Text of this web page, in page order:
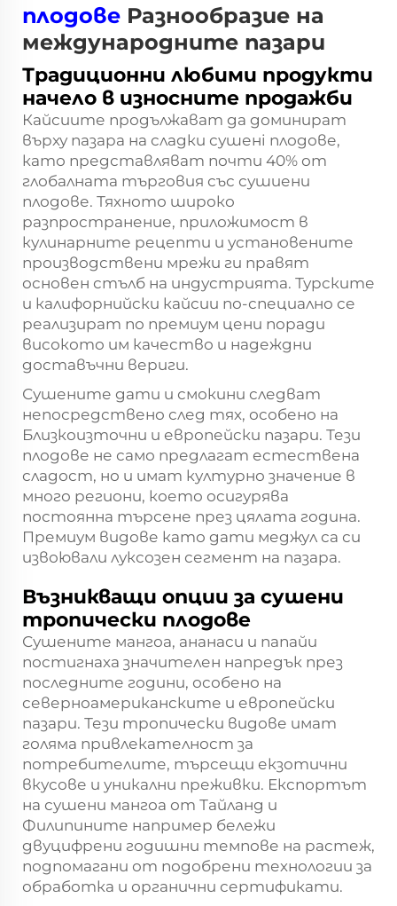
плодове Разнообразие на
международните пазари
Традиционни любими продукти
начело в износните продажби
Кайсиите продължават да доминират
върху пазара на сладки сушенi плодове,
като представляват почти 40% от
глобалната търговия със сушиени
плодове. Тяхното широко
разпространение, приложимост в
кулинарните рецепти и установените
производствени мрежи ги правят
основен стълб на индустрията. Турските
и калифорнийски кайсии по-специално се
реализират по премиум цени поради
високото им качество и надеждни
доставъчни вериги.
Сушените дати и смокини следват
непосредствено след тях, особено на
Близкоизточни и европейски пазари. Тези
плодове не само предлагат естествена
сладост, но и имат културно значение в
много региони, което осигурява
постоянна търсене през цялата година.
Премиум видове като дати меджул са си
извоювали луксозен сегмент на пазара.
Възникващи опции за сушени
тропически плодове
Сушените мангоа, ананаси и папайи
постигнаха значителен напредък през
последните години, особено на
северноамериканските и европейски
пазари. Тези тропически видове имат
голяма привлекателност за
потребителите, търсещи екзотични
вкусове и уникални преживки. Експортът
на сушени мангоа от Тайланд и
Филипините например бележи
двуцифрени годишни темпове на растеж,
подпомагани от подобрени технологии за
обработка и органични сертификати.